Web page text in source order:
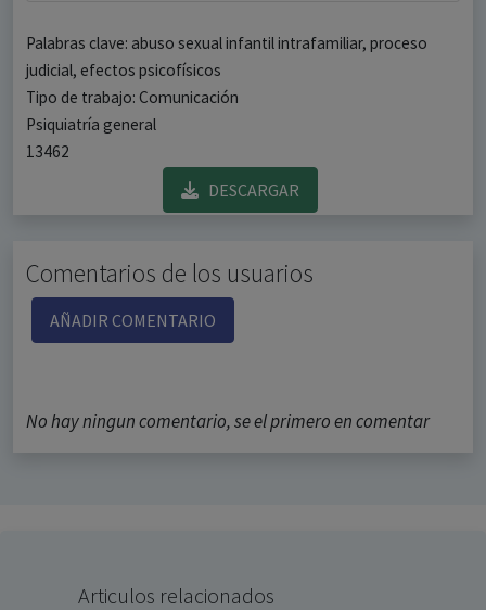
Palabras clave: abuso sexual infantil intrafamiliar, proceso
judicial, efectos psicofísicos
Tipo de trabajo: Comunicación
Psiquiatría general
13462
DESCARGAR
Comentarios de los usuarios
AÑADIR COMENTARIO
No hay ningun comentario, se el primero en comentar
Articulos relacionados